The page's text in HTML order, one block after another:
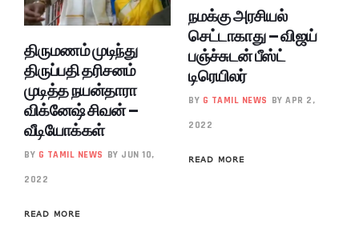
திருமணம் முடிந்து
திருப்பதி தரிசனம்
முடித்த நயன்தாரா
விக்னேஷ் சிவன் –
வீடியோக்கள்
BY G TAMIL NEWS BY JUN 10,
2022
READ MORE
நமக்கு அரசியல்
செட்டாகாது – விஜய்
பஞ்ச்சுடன் பீஸ்ட்
டிரெயிலர்
BY G TAMIL NEWS BY APR 2,
2022
READ MORE